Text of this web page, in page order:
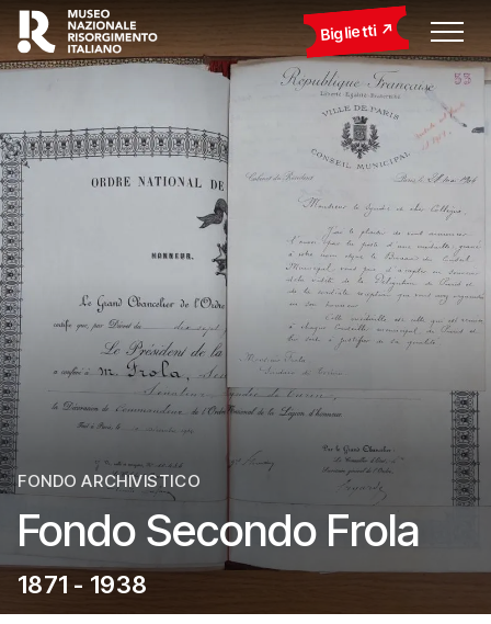
Biglietti
FONDO ARCHIVISTICO
Fondo Secondo Frola
1871 - 1938